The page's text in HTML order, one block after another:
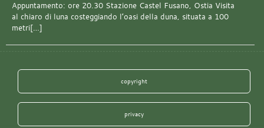
Appuntamento: ore 20.30 Stazione Castel Fusano, Ostia Visita
al chiaro di luna costeggiando l’oasi della duna, situata a 100
metri[…]
copyright
privacy